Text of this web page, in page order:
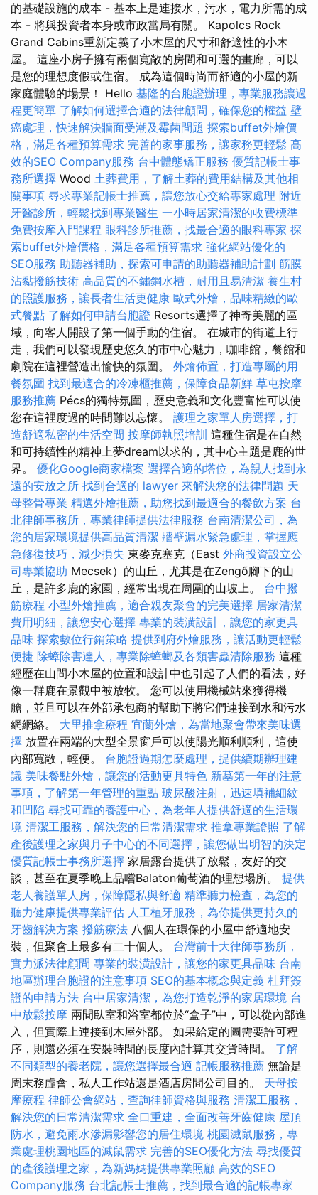
的基礎設施的成本 - 基本上是連接水，污水，電力所需的成
本 - 將與投資者本身或市政當局有關。 Kapolcs Rock
Grand Cabins重新定義了小木屋的尺寸和舒適性的小木
屋。 這座小房子擁有兩個寬敞的房間和可選的畫廊，可以
是您的理想度假或住宿。 成為這個時尚而舒適的小屋的新
家庭體驗的場景！ Hello 基隆的台胞證辦理，專業服務讓過
程更簡單 了解如何選擇合適的法律顧問，確保您的權益 壁
癌處理，快速解決牆面受潮及霉菌問題 探索buffet外燴價
格，滿足各種預算需求 完善的家事服務，讓家務更輕鬆 高
效的SEO Company服務 台中體態矯正服務 優質記帳士事
務所選擇 Wood 土葬費用，了解土葬的費用結構及其他相
關事項 尋求專業記帳士推薦，讓您放心交給專家處理 附近
牙醫診所，輕鬆找到專業醫生 一小時居家清潔的收費標準
免費按摩入門課程 眼科診所推薦，找最合適的眼科專家 探
索buffet外燴價格，滿足各種預算需求 強化網站優化的
SEO服務 助聽器補助，探索可申請的助聽器補助計劃 筋膜
沾黏撥筋技術 高品質的不鏽鋼水槽，耐用且易清潔 養生村
的照護服務，讓長者生活更健康 歐式外燴，品味精緻的歐
式餐點 了解如何申請台胞證 Resorts選擇了神奇美麗的區
域，向客人開設了第一個手動的住宿。 在城市的街道上行
走，我們可以發現歷史悠久的市中心魅力，咖啡館，餐館和
劇院在這裡營造出愉快的氛圍。 外燴佈置，打造專屬的用
餐氛圍 找到最適合的冷凍櫃推薦，保障食品新鮮 草屯按摩
服務推薦 Pécs的獨特氛圍，歷史意義和文化豐富性可以使
您在這裡度過的時間難以忘懷。 護理之家單人房選擇，打
造舒適私密的生活空間 按摩師執照培訓 這種住宿是在自然
和可持續性的精神上夢dream以求的，其中心主題是鹿的世
界。 優化Google商家檔案 選擇合適的塔位，為親人找到永
遠的安放之所 找到合適的 lawyer 來解決您的法律問題 天
母整骨專業 精選外燴推薦，助您找到最適合的餐飲方案 台
北律師事務所，專業律師提供法律服務 台南清潔公司，為
您的居家環境提供高品質清潔 牆壁漏水緊急處理，掌握應
急修復技巧，減少損失 東麥克塞克（East 外商投資設立公
司專業協助 Mecsek）的山丘，尤其是在Zengő腳下的山
丘，是許多鹿的家園，經常出現在周圍的山坡上。 台中撥
筋療程 小型外燴推薦，適合親友聚會的完美選擇 居家清潔
費用明細，讓您安心選擇 專業的裝潢設計，讓您的家更具
品味 探索數位行銷策略 提供到府外燴服務，讓活動更輕鬆
便捷 除蟑除害達人，專業除蟑螂及各類害蟲清除服務 這種
經歷在山間小木屋的位置和設計中也引起了人們的看法，好
像一群鹿在景觀中被放牧。 您可以使用機械站來獲得機
艙，並且可以在外部承包商的幫助下將它們連接到水和污水
網網絡。 大里推拿療程 宜蘭外燴，為當地聚會帶來美味選
擇 放置在兩端的大型全景窗戶可以使陽光順利順利，這使
內部寬敞，輕便。 台胞證過期怎麼處理，提供續期辦理建
議 美味餐點外燴，讓您的活動更具特色 新墓第一年的注意
事項，了解第一年管理的重點 玻尿酸注射，迅速填補細紋
和凹陷 尋找可靠的養護中心，為老年人提供舒適的生活環
境 清潔工服務，解決您的日常清潔需求 推拿專業證照 了解
產後護理之家與月子中心的不同選擇，讓您做出明智的決定
優質記帳士事務所選擇 家居露台提供了放鬆，友好的交
談，甚至在夏季晚上品嚐Balaton葡萄酒的理想場所。 提供
老人養護單人房，保障隱私與舒適 精準聽力檢查，為您的
聽力健康提供專業評估 人工植牙服務，為你提供更持久的
牙齒解決方案 撥筋療法 八個人在環保的小屋中舒適地安
裝，但聚會上最多有二十個人。 台灣前十大律師事務所，
實力派法律顧問 專業的裝潢設計，讓您的家更具品味 台南
地區辦理台胞證的注意事項 SEO的基本概念與定義 杜拜簽
證的申請方法 台中居家清潔，為您打造乾淨的家居環境 台
中放鬆按摩 兩間臥室和浴室都位於“盒子”中，可以從內部進
入，但實際上連接到木屋外部。 如果給定的圖需要許可程
序，則還必須在安裝時間的長度內計算其交貨時間。 了解
不同類型的養老院，讓您選擇最合適 記帳服務推薦 無論是
周末務虛會，私人工作站還是酒店房間公司目的。 天母按
摩療程 律師公會網站，查詢律師資格與服務 清潔工服務，
解決您的日常清潔需求 全口重建，全面改善牙齒健康 屋頂
防水，避免雨水滲漏影響您的居住環境 桃園滅鼠服務，專
業處理桃園地區的滅鼠需求 完善的SEO優化方法 尋找優質
的產後護理之家，為新媽媽提供專業照顧 高效的SEO
Company服務 台北記帳士推薦，找到最合適的記帳專家